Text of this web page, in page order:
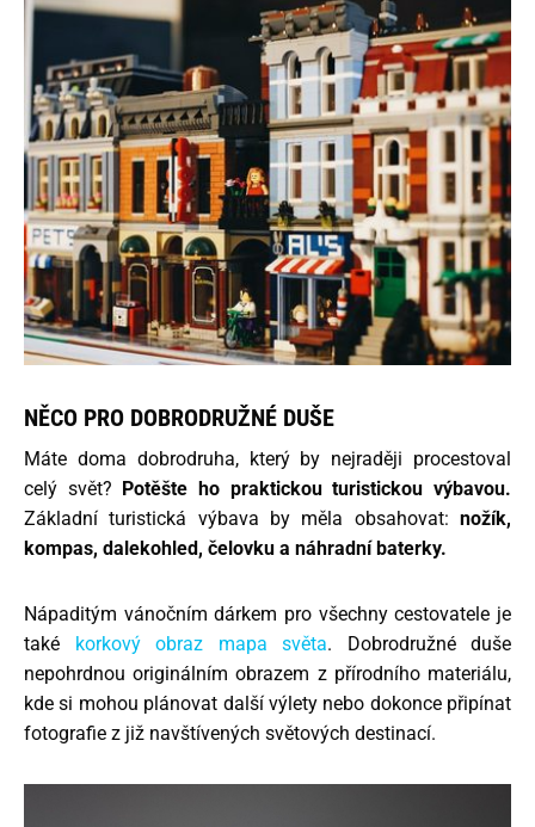
NĚCO PRO DOBRODRUŽNÉ DUŠE
Máte doma dobrodruha, který by nejraději procestoval
celý svět? Potěšte ho praktickou turistickou výbavou.
Základní turistická výbava by měla obsahovat: nožík,
kompas, dalekohled, čelovku a náhradní baterky.
Nápaditým vánočním dárkem pro všechny cestovatele je
také korkový obraz mapa světa. Dobrodružné duše
nepohrdnou originálním obrazem z přírodního materiálu,
kde si mohou plánovat další výlety nebo dokonce připínat
fotografie z již navštívených světových destinací.